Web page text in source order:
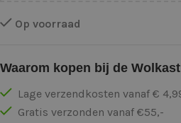
Op voorraad
Waarom kopen bij de
Lage verzendkosten vanaf €
Gratis verzonden vanaf €55,-